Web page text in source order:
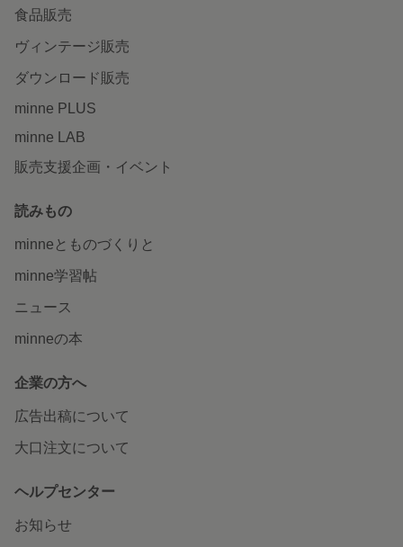
食品販売
ヴィンテージ販売
ダウンロード販売
minne PLUS
minne LAB
販売支援企画・イベント
読みもの
minneとものづくりと
minne学習帖
ニュース
minneの本
企業の方へ
広告出稿について
大口注文について
ヘルプセンター
お知らせ